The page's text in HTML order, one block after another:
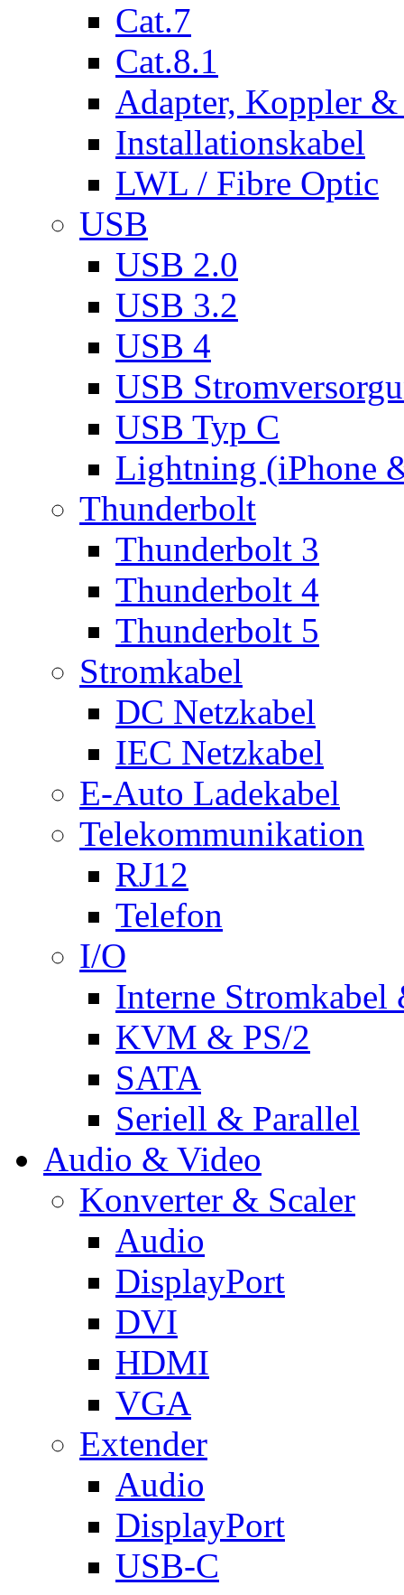
Cat.7
Cat.8.1
Adapter, Koppler &
Installationskabel
LWL / Fibre Optic
USB
USB 2.0
USB 3.2
USB 4
USB
USB Typ C
Lightning (iPhone
Thunderbolt
Thunderbolt 3
Thunderbolt 4
Thunderbolt 5
Stromkabel
DC Netzkabel
IEC Netzkabel
E-Auto Ladekabel
Telekommunikation
RJ12
Telefon
I/O
Interne Stromkabel
KVM & PS/2
SATA
Seriell & Parallel
Audio & Video
Konverter & Scaler
Audio
DisplayPort
DVI
HDMI
VGA
Extender
Audio
DisplayPort
USB-C